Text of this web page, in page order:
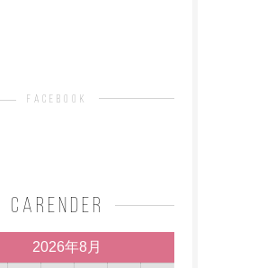
facebook
carender
2026年8月